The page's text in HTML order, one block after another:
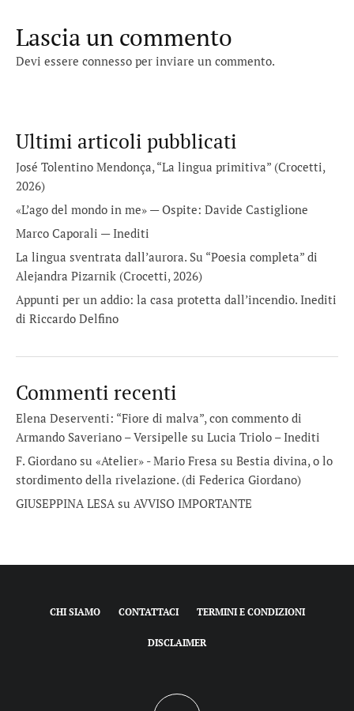
Lascia un commento
Devi essere connesso per inviare un commento.
Ultimi articoli pubblicati
José Tolentino Mendonça, “La lingua primitiva” (Crocetti,
2026)
«L’ago del mondo in me» — Ospite: Davide Castiglione
Marco Caporali — Inediti
La lingua sventrata dall’aurora. Su “Poesia completa” di
Alejandra Pizarnik (Crocetti, 2026)
Appunti per un addio: la casa protetta dall’incendio. Inediti
di Riccardo Delfino
Commenti recenti
Elena Deserventi: “Fiore di malva”, con commento di
Armando Saveriano – Versipelle su Lucia Triolo – Inediti
F. Giordano su «Atelier» - Mario Fresa su Bestia divina, o lo
stordimento della rivelazione. (di Federica Giordano)
GIUSEPPINA LESAsu AVVISO IMPORTANTE
CHI SIAMO CONTATTACI TERMINI E CONDIZIONI
DISCLAIMER